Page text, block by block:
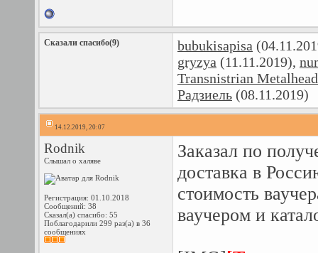
Сказали спасибо(9) bubukisapisa
gryzya (11.11.2019),
Transnistrian Metalhead
Радзиель (08.11.2019)
14.12.2019, 20:07
Rodnik
Слышал о халяве
Регистрация: 01.10.2018
Сообщений: 38
Сказал(а) спасибо: 55
Поблагодарили 299 раз(а) в 36
сообщениях
Заказал по
доставка в
стоимость
ваучером и